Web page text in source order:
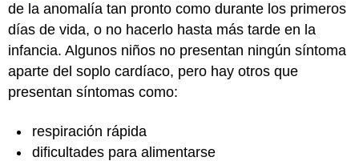
de la anomalía tan pronto como durante los primeros
días de vida, o no hacerlo hasta más tarde en la
infancia. Algunos niños no presentan ningún síntoma
aparte del soplo cardíaco, pero hay otros que
presentan síntomas como:
respiración rápida
dificultades para alimentarse